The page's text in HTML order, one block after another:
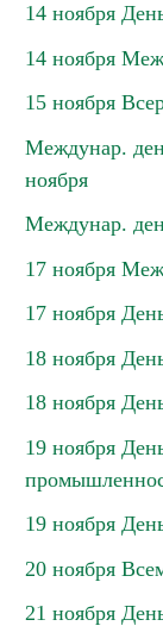
14 ноября
14 ноября
15 ноября
Междунар.
ноября
Междунар.
17 ноября
17 ноября
18 ноября
18 ноября
19 ноября
19 ноября
20 ноября
21 ноября